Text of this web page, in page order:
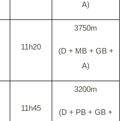
A)
11h20
3750m
(D + MB + GB +
A)
11h45
3200m
(D + PB + GB +